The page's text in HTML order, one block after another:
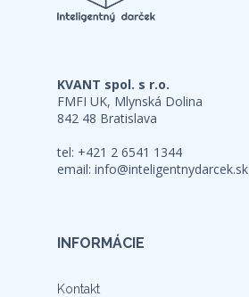
KVANT spol. s r.o.
FMFI UK, Mlynská Dolina
842 48 Bratislava
tel: +421 2 6541 1344
email: info@inteligentnydarcek.sk
INFORMÁCIE
Kontakt